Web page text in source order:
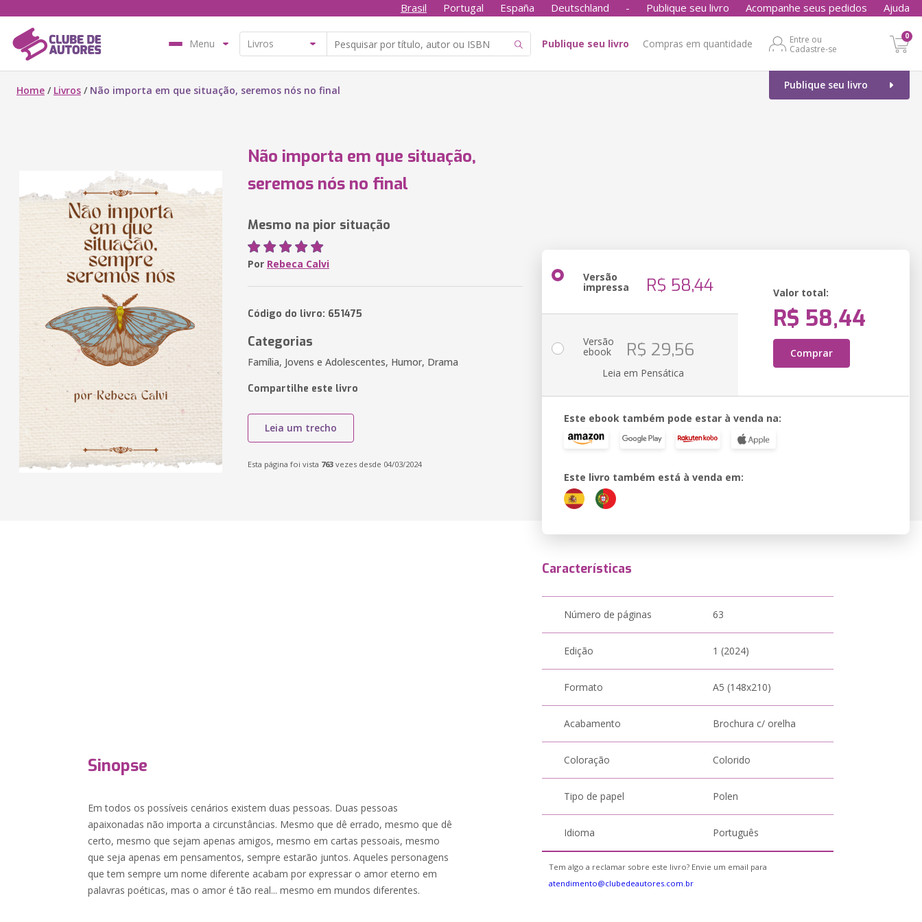
Brasil Portugal España Deutschland - Publique seu livro Acompanhe seus pedidos Ajuda
Menu Publique seu livro Compras em quantidade
Entre ou
Cadastre-se
0
Publique seu livro
Home / Livros / Não importa em que situação, seremos nós no final
Não importa em que situação,
seremos nós no final
Mesmo na pior situação
Por Rebeca Calvi
Código do livro: 651475
Categorias
Família, Jovens e Adolescentes, Humor, Drama
Compartilhe este livro
Leia um trecho
Esta página foi vista 763 vezes desde 04/03/2024
Versão
impressa R$ 58,44 Valor total:
R$ 58,44
Comprar
Versão
ebook R$ 29,56
Leia em Pensática
Este ebook também pode estar à venda na:
Este livro também está à venda em:
Sinopse
Em todos os possíveis cenários existem duas pessoas. Duas pessoas
apaixonadas não importa a circunstâncias. Mesmo que dê errado, mesmo que dê
certo, mesmo que sejam apenas amigos, mesmo em cartas pessoais, mesmo
que seja apenas em pensamentos, sempre estarão juntos. Aqueles personagens
que tem sempre um nome diferente acabam por expressar o amor eterno em
palavras poéticas, mas o amor é tão real... mesmo em mundos diferentes.
Características
Número de páginas 63
Edição 1 (2024)
Formato A5 (148x210)
Acabamento Brochura c/ orelha
Coloração Colorido
Tipo de papel Polen
Idioma Português
Tem algo a reclamar sobre este livro? Envie um email para
atendimento@clubedeautores.com.br